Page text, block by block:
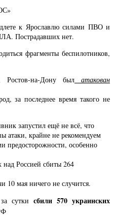
к Ярославлю силами ПВО и
Пострадавших нет.
фрагменты беспилотников,
на-Дону был атакован
за последнее время такого не
запустил ещё не всё, что
атаки, крайне не рекомендуем
предосторожности, особенно
Россией сбиты 264
мая ничего не случится.
сутки сбили 570 украинских